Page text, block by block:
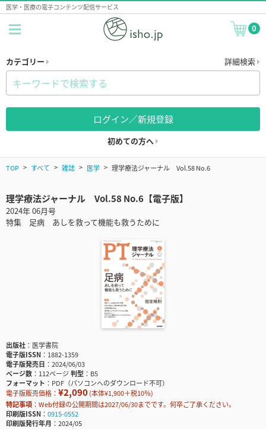
医学・医療の電子コンテンツ配信サービス
0
カテゴリー 詳細検索
ログイン／新規登録
初めての方へ
TOP すべて 雑誌 医学 理学療法ジャーナル Vol.58 No.6
理学療法ジャーナル Vol.58 No.6【電子版】
2024年 06月号
特集 足病 あしを救って機能も救うために
出版社
医学書院
電子版ISSN
1882-1359
電子版発売日
2024/06/03
ページ数
112ページ判型
B5
フォーマット
PDF（パソコンへのダウンロード不可）
電子版販売価格： ¥2,090(本体¥1,900＋税10％)
特記事項
Web付録の公開期間は2027/06/30までです。何卒ご了承ください。
印刷版ISSN
0915-0552
印刷版発行年月
2024/05